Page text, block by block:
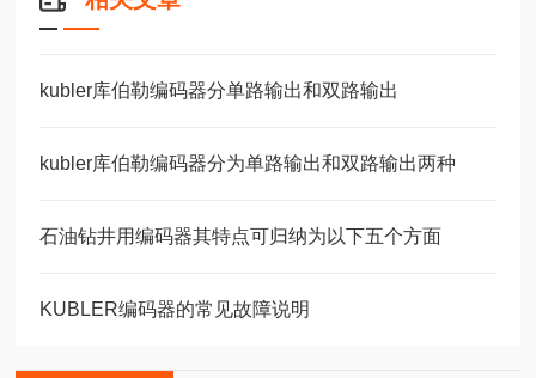
kubler库伯勒编码器分单路输出和双路输出
kubler库伯勒编码器分为单路输出和双路输出两种
石油钻井用编码器其特点可归纳为以下五个方面
KUBLER编码器的常见故障说明